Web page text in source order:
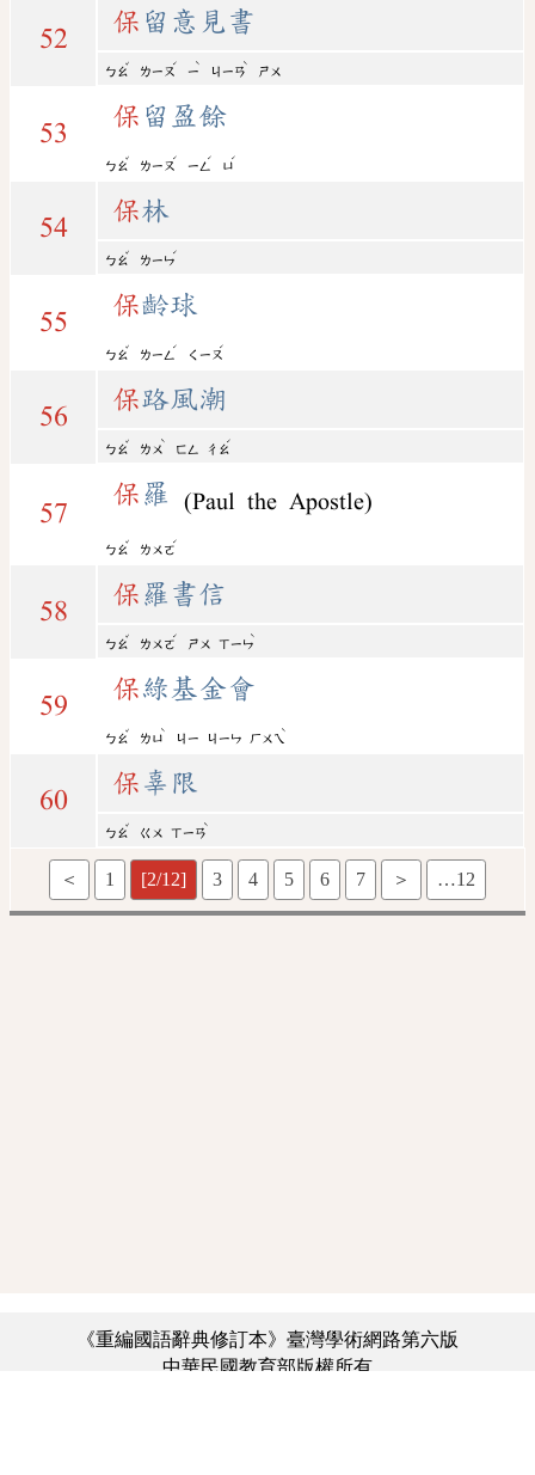
52
保 留意見書
ㄅㄠ
ˇ
ㄌㄧㄡ
ˊ
ㄧ
ˋ
ㄐㄧㄢ
ˋ
ㄕㄨ
53
保 留盈餘
ㄅㄠ
ˇ
ㄌㄧㄡ
ˊ
ㄧㄥ
ˊ
ㄩ
ˊ
54
保林
ㄅㄠ
ˇ
ㄌㄧㄣ
ˊ
55
保齡球
ㄅㄠ
ˇ
ㄌㄧㄥ
ˊ
ㄑㄧㄡ
ˊ
56
保路風潮
ㄅㄠ
ˇ
ㄌㄨ
ˋ
ㄈㄥ ㄔㄠ
ˊ
57
保 羅 (Paul the Apostle)
ㄅㄠ
ˇ
ㄌㄨㄛ
ˊ
58
保 羅書信
ㄅㄠ
ˇ
ㄌㄨㄛ
ˊ
ㄕㄨ ㄒㄧㄣ
ˋ
59
保綠基金會
ㄅㄠ
ˇ
ㄌㄩ
ˋ
ㄐㄧ ㄐㄧㄣ ㄏㄨㄟ
ˋ
60
保 辜限
ㄅㄠ
ˇ
ㄍㄨ ㄒㄧㄢ
ˋ
＜ 1 [2/12] 3 4 5 6 7 ＞ …12
《重編國語辭典修訂本》臺灣學術網路第六版
中華民國教育部版權所有